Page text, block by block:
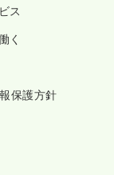
ス
く
保護方針